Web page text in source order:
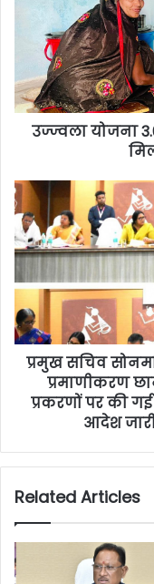
उज्ज्वला योजना
प्रमुख सचिव
प्रमाणीकरण
प्रकरणों पर की
आदेश
Related Articles